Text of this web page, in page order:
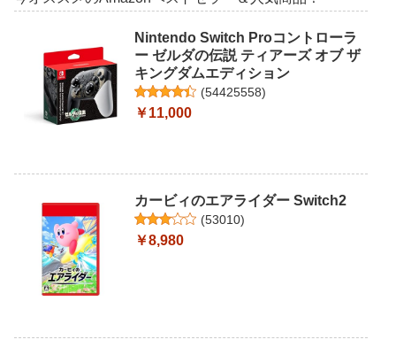
Nintendo Switch Proコントローラ
ー ゼルダの伝説 ティアーズ オブ ザ
キングダムエディション
(54425558)
￥11,000
カービィのエアライダー Switch2
(53010)
￥8,980